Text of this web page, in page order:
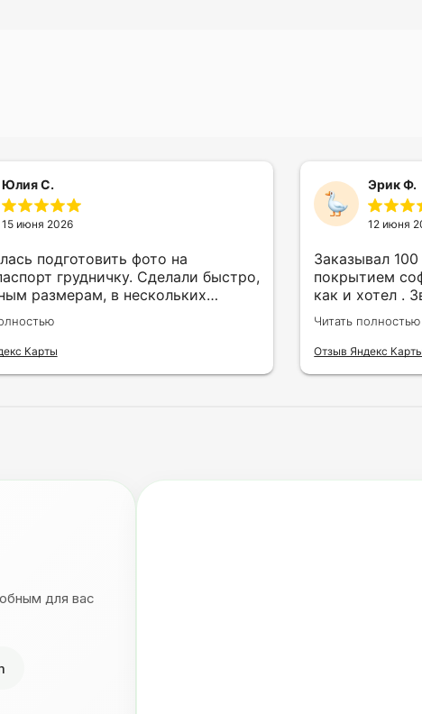
Юлия С.
15 июня 2026
подготовить фото на
грудничку. Сделали быстро,
размерам, в нескольких
и цветах.
Карты
Эрик Ф.
12 июня
Заказывал
покрытием
как и хотел .
как в первый
закрытия а на
Читать полностью
Отзыв Яндекс Карты
для вас